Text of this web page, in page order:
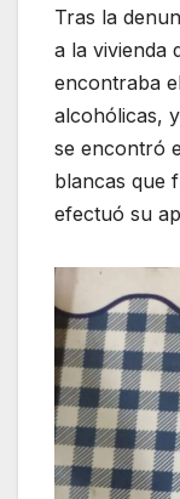
Tras la
a la vivienda
encontraba
alcohólicas,
se encontró
blancas que
efectuó su